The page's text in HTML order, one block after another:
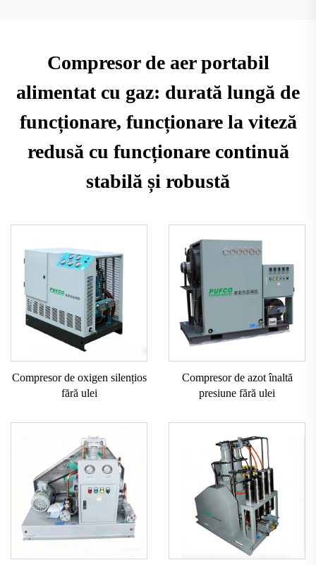
Compresor de aer portabil
alimentat cu gaz: durată lungă de
funcționare, funcționare la viteză
redusă cu funcționare continuă
stabilă și robustă
Compresor de oxigen silențios
fără ulei
Compresor de azot înaltă
presiune fără ulei